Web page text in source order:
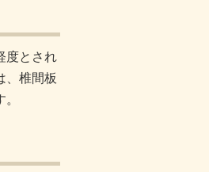
度とされ
、椎間板